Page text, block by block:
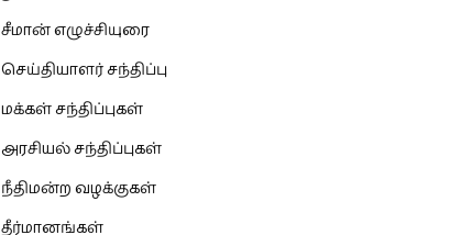
சீமான் எழுச்சியுரை
செய்தியாளர் சந்திப்பு
மக்கள் சந்திப்புகள்
அரசியல் சந்திப்புகள்
நீதிமன்ற வழக்குகள்
தீர்மானங்கள்